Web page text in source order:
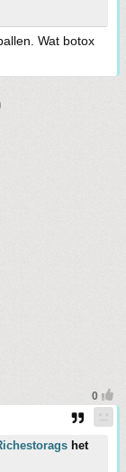
Wat botox
het